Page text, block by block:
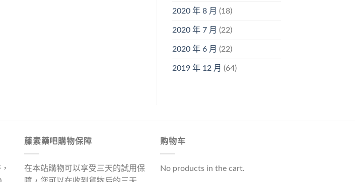
2020 年 8 月 (18)
2020 年 7 月 (22)
2020 年 6 月 (22)
2019 年 12 月 (64)
藤素藥吧購物保障
在本站購物可以享受三天的試用保
购物车
No products in the cart.